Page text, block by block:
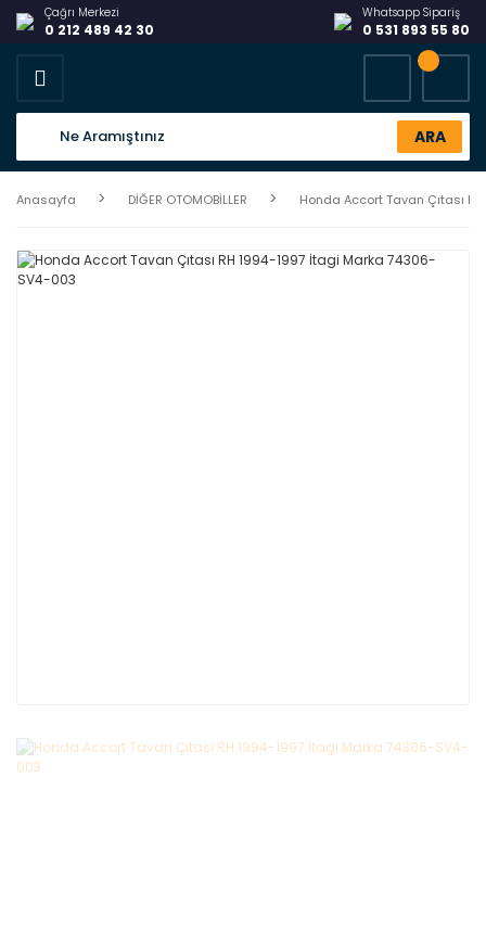
Çağrı Merkezi
0 212 489 42 30
Whatsapp Sipariş
0 531 893 55 80
ARA
Anasayfa DİĞER OTOMOBİLLER Honda Accort Tavan Çıtası